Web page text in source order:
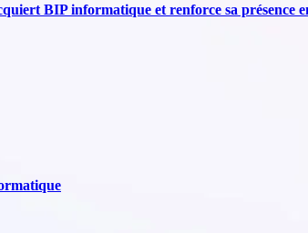
BIP informatique et renforce sa présence